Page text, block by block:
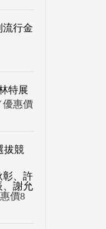
流行金
特展
優惠價
拔競
彰、許
、謝允
價8